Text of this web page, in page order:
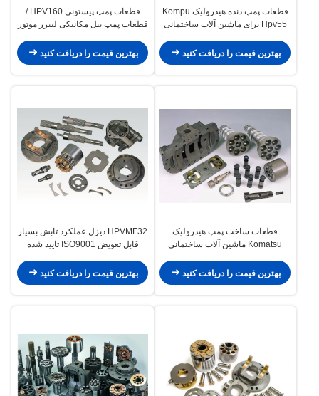
قطعات پمپ دنده هیدرولیک Kompu
Hpv55 برای ماشین آلات ساختمانی
بهترین قیمت را دریافت کنید
قطعات پمپ پیستونی HPV160 /
قطعات پمپ بیل مکانیکی لیبرر موتور
بهترین قیمت را دریافت کنید
قطعات ساخت پمپ هیدرولیک
Komatsu ماشین آلات ساختمانی
بهترین قیمت را دریافت کنید
HPVMF32 دیزل عملکرد تابش بسیار
قابل تعویض ISO9001 تایید شده
بهترین قیمت را دریافت کنید